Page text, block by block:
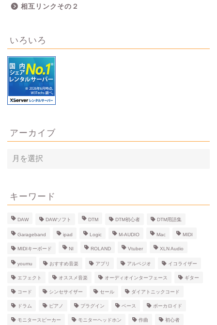
相互リンクその２
いろいろ
アーカイブ
ア
ー
ブ
キーワード
DAW DAWソフト DTM DTM初心者 DTM用語集
Garageband ipad Logic M-AUDIO Mac MIDI
MIDIキーボード NI ROLAND Vtuber XLN Audio
youmu おすすめ音楽 アプリ アルペジオ イコライザー
エフェクト オススメ音楽 オーディオインターフェース ギター
コード シンセサイザー セール ダイアトニックコード
ドラム ピアノ プラグイン ベース ボーカロイド
モニタースピーカー モニターヘッドホン 作曲 初心者